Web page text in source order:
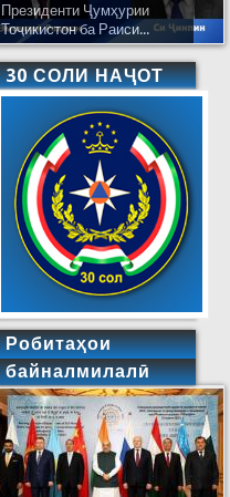
Президенти Ҷумҳурии
Тоҷикистон ба Раиси...
30 СОЛИ НАҶОТ
Робитаҳои
байналмилалӣ